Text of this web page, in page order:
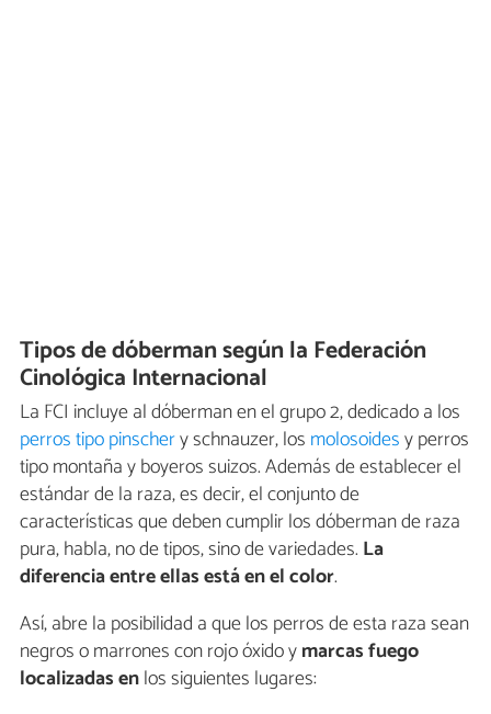
Tipos de dóberman según la Federación
Cinológica Internacional
La FCI incluye al dóberman en el grupo 2, dedicado a los
perros tipo pinschery schnauzer, los molosoidesy perros
tipo montaña y boyeros suizos. Además de establecer el
estándar de la raza, es decir, el conjunto de
características que deben cumplir los dóberman de raza
pura, habla, no de tipos, sino de variedades. La
diferencia entre ellas está en el color.
Así, abre la posibilidad a que los perros de esta raza sean
negros o marrones con rojo óxido ymarcas fuego
localizadas enlos siguientes lugares: